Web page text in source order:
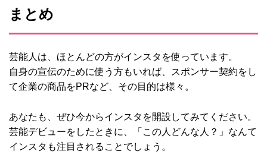
まとめ
芸能人は、ほとんどの方がインスタを使っています。
自身の宣伝のために使う方もいれば、スポンサー契約をし
て企業の商品をPRなど、その目的は様々。
あなたも、ぜひ今からインスタを開設してみてください。
芸能デビューをしたときに、「この人どんな人？」なんて
インスタも注目されることでしょう。